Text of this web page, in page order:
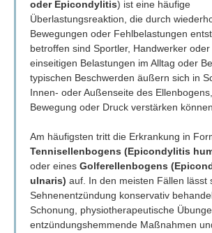
oder Epicondylitis) ist eine häufige
Überlastungsreaktion, die durch
Bewegungen oder Fehlbelastungen
betroffen sind Sportler, Handwerker
einseitigen Belastungen im Alltag oder
typischen Beschwerden äußern sich in
Innen- oder Außenseite des
Bewegung oder Druck verstärken
Am häufigsten tritt die Erkrankung in
Tennisellenbogens (Epicondylitis
oder eines Golferellenbogens
ulnaris) auf. In den meisten Fällen lässt
Sehnenentzündung konservativ
Schonung, physiotherapeutische
entzündungshemmende Maßnahmen